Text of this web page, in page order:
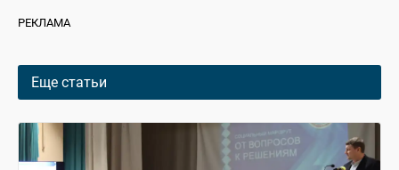
РЕКЛАМА
Еще статьи